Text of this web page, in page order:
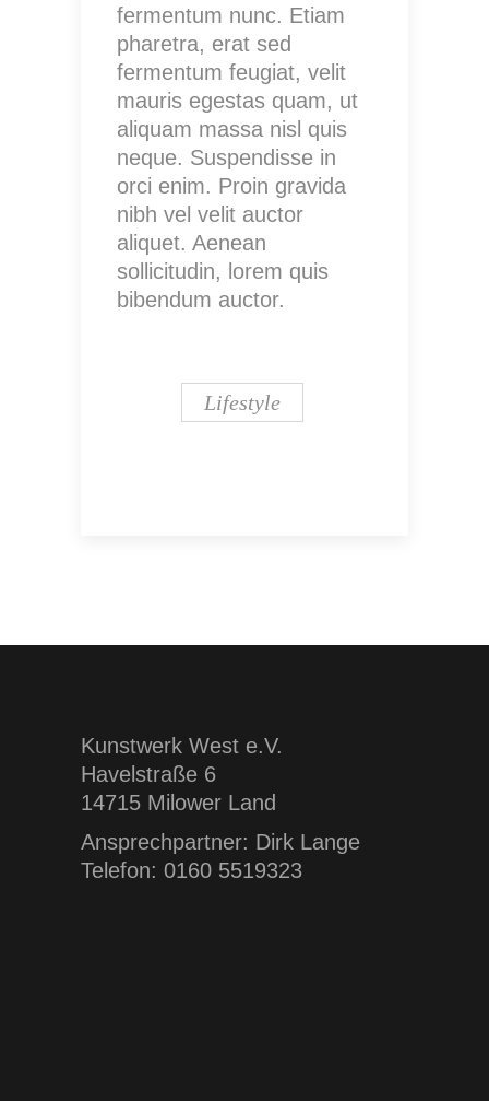
fermentum nunc. Etiam
pharetra, erat sed
fermentum feugiat, velit
mauris egestas quam, ut
aliquam massa nisl quis
neque. Suspendisse in
orci enim. Proin gravida
nibh vel velit auctor
aliquet. Aenean
sollicitudin, lorem quis
bibendum auctor.
Lifestyle
Kunstwerk West e.V.
Havelstraße 6
14715 Milower Land
Ansprechpartner: Dirk Lange
Telefon: 0160 5519323